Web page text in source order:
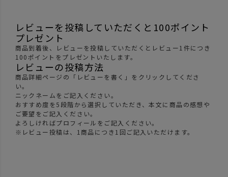
レビューを投稿していただくと100ポイント
プレゼント
商品到着後、レビューを投稿していただくとレビュー1件につき
100ポイントをプレゼントいたします。
レビューの投稿方法
商品詳細ページの「レビューを書く」をクリックしてくださ
い。
ニックネームをご記入ください。
おすすめ度を5段階から選択していただき、本文に商品の感想や
ご要望をご記入ください。
よろしければプロフィールをご記入ください。
※レビュー投稿は、1商品につき1回ご記入いただけます。